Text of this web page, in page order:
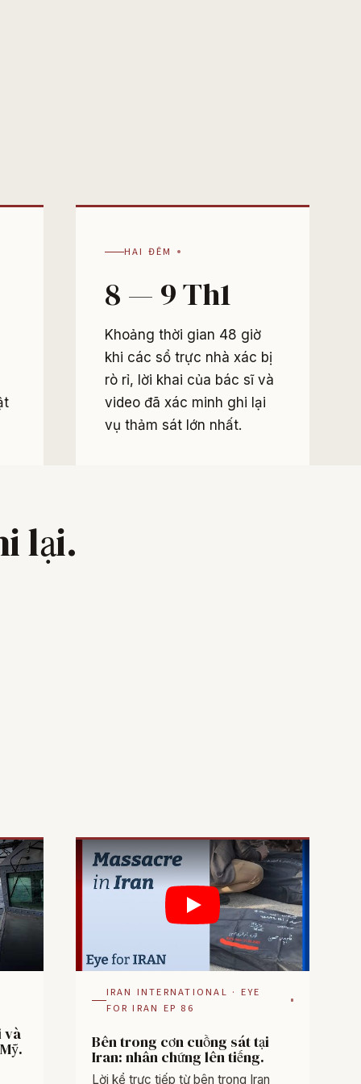
HAI ĐÊM
8 — 9 Th1
Khoảng thời gian 48 giờ
khi các sổ trực nhà xác bị
rò rỉ, lời khai của bác sĩ và
video đã xác minh ghi lại
vụ thảm sát lớn nhất.
lại.
và
IRAN INTERNATIONAL · EYE
FOR IRAN EP 86
Bên trong cơn cuồng sát tại
Iran: nhân chứng lên tiếng.
Lời kể trực tiếp từ bên trong Iran